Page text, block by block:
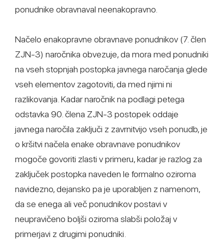
ponudnike obravnaval neenakopravno.
Načelo enakopravne obravnave ponudnikov (7. člen
ZJN-3) naročnika obvezuje, da mora med ponudniki
na vseh stopnjah postopka javnega naročanja glede
vseh elementov zagotoviti, da med njimi ni
razlikovanja. Kadar naročnik na podlagi petega
odstavka 90. člena ZJN-3 postopek oddaje
javnega naročila zaključi z zavrnitvijo vseh ponudb, je
o kršitvi načela enake obravnave ponudnikov
mogoče govoriti zlasti v primeru, kadar je razlog za
zaključek postopka naveden le formalno oziroma
navidezno, dejansko pa je uporabljen z namenom,
da se enega ali več ponudnikov postavi v
neupravičeno boljši oziroma slabši položaj v
primerjavi z drugimi ponudniki.